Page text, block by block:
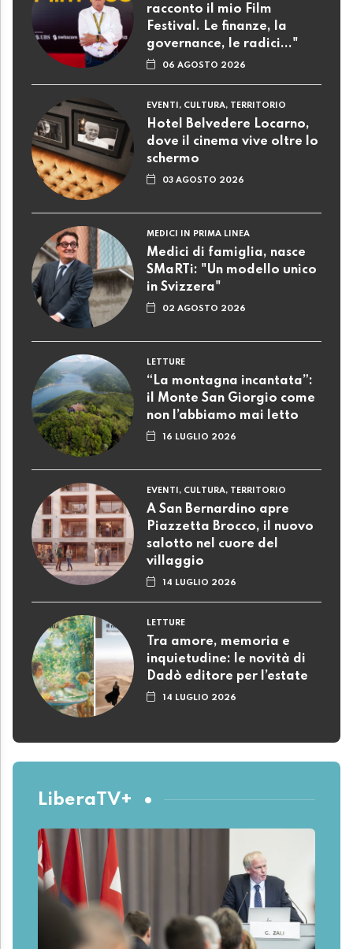
racconto il mio Film
Festival. Le finanze, la
governance, le radici..."
06 AGOSTO 2026
EVENTI, CULTURA, TERRITORIO
Hotel Belvedere Locarno,
dove il cinema vive oltre lo
schermo
03 AGOSTO 2026
MEDICI IN PRIMA LINEA
Medici di famiglia, nasce
SMaRTi: "Un modello unico
in Svizzera"
02 AGOSTO 2026
LETTURE
“La montagna incantata”:
il Monte San Giorgio come
non l’abbiamo mai letto
16 LUGLIO 2026
EVENTI, CULTURA, TERRITORIO
A San Bernardino apre
Piazzetta Brocco, il nuovo
salotto nel cuore del
villaggio
14 LUGLIO 2026
LETTURE
Tra amore, memoria e
inquietudine: le novità di
Dadò editore per l’estate
14 LUGLIO 2026
LiberaTV+